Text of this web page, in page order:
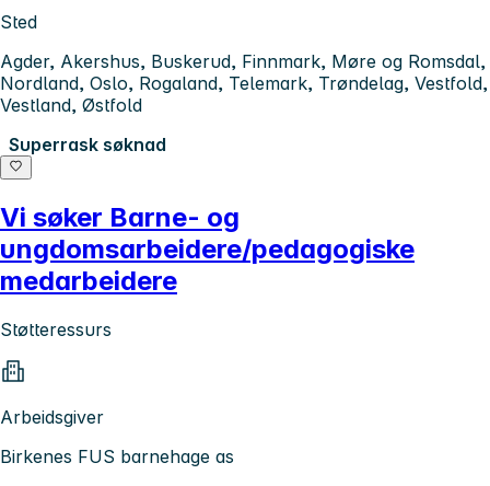
Sted
Agder, Akershus, Buskerud, Finnmark, Møre og Romsdal,
Nordland, Oslo, Rogaland, Telemark, Trøndelag, Vestfold,
Vestland, Østfold
Superrask søknad
Vi søker Barne- og
ungdomsarbeidere/pedagogiske
medarbeidere
Støtteressurs
Arbeidsgiver
Birkenes FUS barnehage as